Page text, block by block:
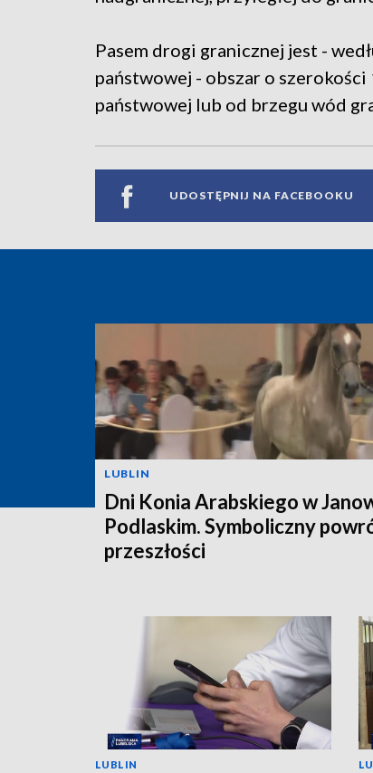
Pasem drogi granicznej jest -
państwowej - obszar o
państwowej lub od brzegu wód
UDOSTĘPNIJ NA FACEBOOKU
LUBLIN
Dni Konia Arabskiego w
Podlaskim. Symboliczny
przeszłości
LUBLIN